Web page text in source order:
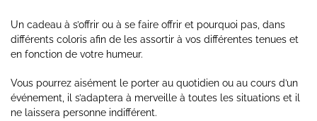
Un cadeau à s’offrir ou à se faire offrir et pourquoi pas, dans
différents coloris afin de les assortir à vos différentes tenues et
en fonction de votre humeur.
Vous pourrez aisément le porter au quotidien ou au cours d’un
événement, il s’adaptera à merveille à toutes les situations et il
ne laissera personne indifférent.